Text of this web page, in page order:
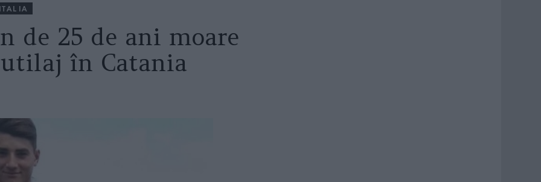
ITALIA
de 25 de ani moare
în Catania